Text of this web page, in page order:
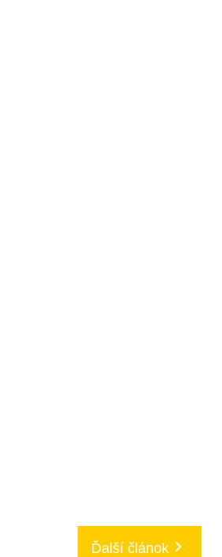
Ďalší článok